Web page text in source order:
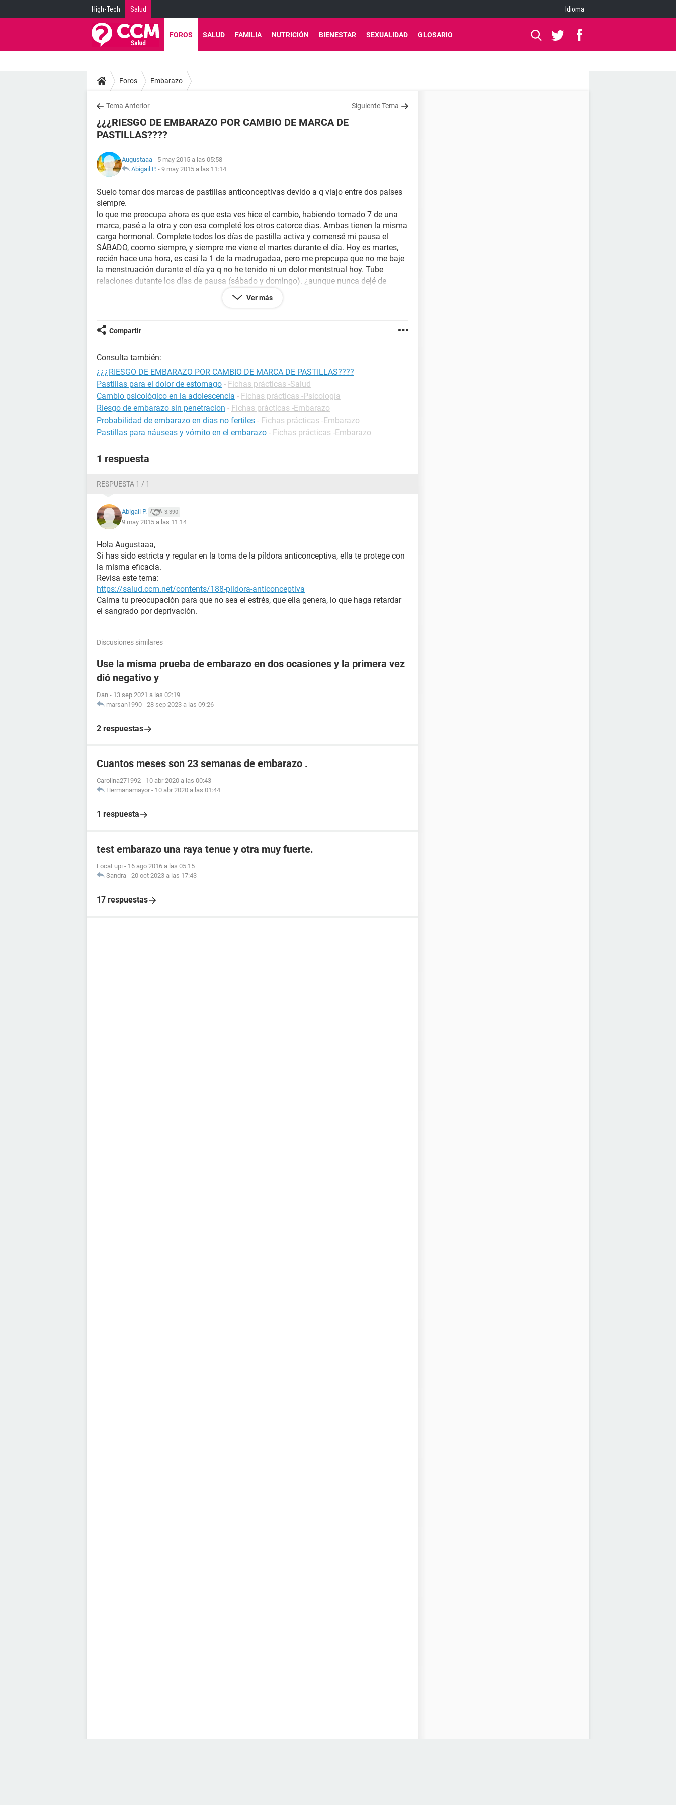
High-Tech Salud Idioma
FOROS SALUD FAMILIA NUTRICIÓN BIENESTAR SEXUALIDAD GLOSARIO
Foros Embarazo
Tema Anterior Siguiente Tema
¿¿¿RIESGO DE EMBARAZO POR CAMBIO DE MARCA DE
PASTILLAS????
Augustaaa - 5 may 2015 a las 05:58
Abigail P. - 9 may 2015 a las 11:14
Suelo tomar dos marcas de pastillas anticonceptivas devido a q viajo entre dos países
siempre.
lo que me preocupa ahora es que esta ves hice el cambio, habiendo tomado 7 de una
marca, pasé a la otra y con esa completé los otros catorce dias. Ambas tienen la misma
carga hormonal. Complete todos los días de pastilla activa y comensé mi pausa el
SÁBADO, coomo siempre, y siempre me viene el martes durante el día. Hoy es martes,
recién hace una hora, es casi la 1 de la madrugadaa, pero me prepcupa que no me baje
la menstruación durante el día ya q no he tenido ni un dolor mentstrual hoy. Tube
relaciones dutante los días de pausa (sábado y domingo). ¿aunque nunca dejé de
haber riesgo de embarazo? ¿es normal no tener dolor menstrual la noche anterior?
Ver más
Compartir
Consulta también:
¿¿¿RIESGO DE EMBARAZO POR CAMBIO DE MARCA DE PASTILLAS????
Pastillas para el dolor de estomago - Fichas prácticas -Salud
Cambio psicológico en la adolescencia - Fichas prácticas -Psicología
Riesgo de embarazo sin penetracion - Fichas prácticas -Embarazo
Probabilidad de embarazo en dias no fertiles - Fichas prácticas -Embarazo
Pastillas para náuseas y vómito en el embarazo - Fichas prácticas -Embarazo
1 respuesta
RESPUESTA 1 / 1
Abigail P. 3.390
9 may 2015 a las 11:14
Hola Augustaaa,
Si has sido estricta y regular en la toma de la píldora anticonceptiva, ella te protege con
la misma eficacia.
Revisa este tema:
https://salud.ccm.net/contents/188-pildora-anticonceptiva
Calma tu preocupación para que no sea el estrés, que ella genera, lo que haga retardar
el sangrado por deprivación.
Discusiones similares
Use la misma prueba de embarazo en dos ocasiones y la primera vez
dió negativo y
Dan - 13 sep 2021 a las 02:19
marsan1990 - 28 sep 2023 a las 09:26
2 respuestas
Cuantos meses son 23 semanas de embarazo .
Carolina271992 - 10 abr 2020 a las 00:43
Hermanamayor - 10 abr 2020 a las 01:44
1 respuesta
test embarazo una raya tenue y otra muy fuerte.
LocaLupi - 16 ago 2016 a las 05:15
Sandra - 20 oct 2023 a las 17:43
17 respuestas